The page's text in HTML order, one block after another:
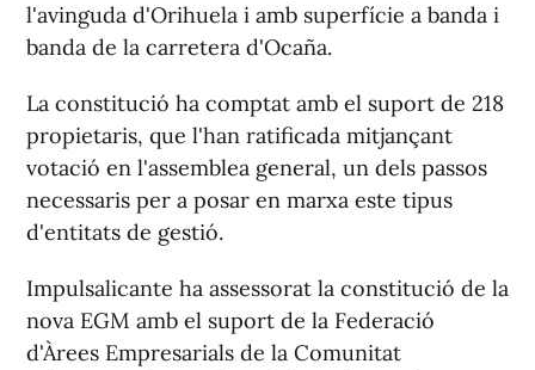
l'avinguda d'Orihuela i amb superfície a banda i
banda de la carretera d'Ocaña.
La constitució ha comptat amb el suport de 218
propietaris, que l'han ratificada mitjançant
votació en l'assemblea general, un dels passos
necessaris per a posar en marxa este tipus
d'entitats de gestió.
Impulsalicante ha assessorat la constitució de la
nova EGM amb el suport de la Federació
d'Àrees Empresarials de la Comunitat